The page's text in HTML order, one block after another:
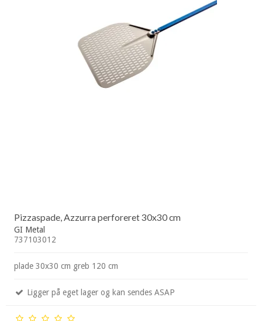
Pizzaspade, Azzurra perforeret 30x30 cm
GI Metal
737103012
plade 30x30 cm greb 120 cm
Ligger på eget lager og kan sendes ASAP